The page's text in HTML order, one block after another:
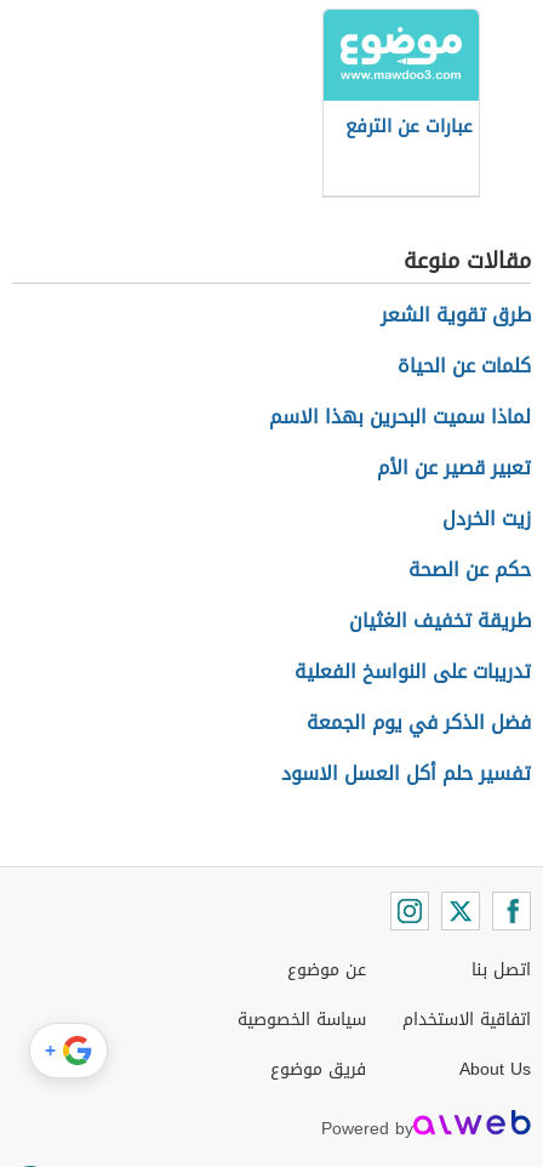
عبارات عن الترفع
مقالات منوعة
طرق تقوية الشعر
كلمات عن الحياة
لماذا سميت البحرين بهذا الاسم
تعبير قصير عن الأم
زيت الخردل
حكم عن الصحة
طريقة تخفيف الغثيان
تدريبات على النواسخ الفعلية
فضل الذكر في يوم الجمعة
تفسير حلم أكل العسل الاسود
اتصل بنا
اتفاقية الاستخدام
About Us
عن موضوع
سياسة الخصوصية
فريق موضوع
Powered by
+